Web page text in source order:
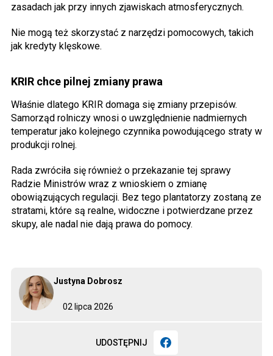
02 lipca 2026
Justyna Dobrosz
UDOSTĘPNIJ
zasadach jak przy innych zjawiskach atmosferycznych.
Nie mogą też skorzystać z narzędzi pomocowych, takich
jak kredyty klęskowe.
KRIR chce pilnej zmiany prawa
Właśnie dlatego KRIR domaga się zmiany przepisów.
Samorząd rolniczy wnosi o uwzględnienie nadmiernych
temperatur jako kolejnego czynnika powodującego straty w
produkcji rolnej.
Rada zwróciła się również o przekazanie tej sprawy
Radzie Ministrów wraz z wnioskiem o zmianę
obowiązujących regulacji. Bez tego plantatorzy zostaną ze
stratami, które są realne, widoczne i potwierdzane przez
skupy, ale nadal nie dają prawa do pomocy.